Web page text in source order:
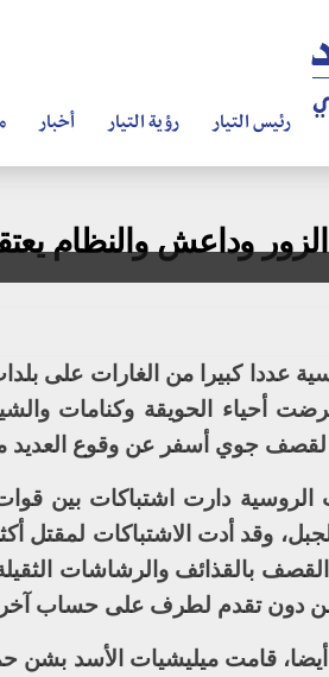
رئيس التيار رؤية التيار أخبار
وداعش والنظام
عددا كبيرا من الغارات على
أحياء الحويقة وكنامات
جوي أسفر عن وقوع العديد
الروسية دارت اشتباكات بين
وقد أدت الاشتباكات
القصف بالقذائف والرشاشات
دون تقدم لطرف على حساب
قامت ميليشيات الأسد بشن